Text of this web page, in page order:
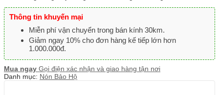
Thông tin khuyến mại
Miễn phí vận chuyển trong bán kính 30km.
Giảm ngay 10% cho đơn hàng kế tiếp lớn hơn
1.000.000đ.
Mua ngay Gọi điện xác nhận và giao hàng tận nơi
Danh mục: Nón Bảo Hộ